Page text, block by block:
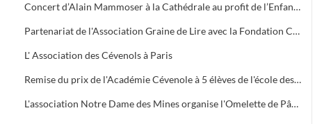
Concert d’Alain Mammoser à la Cathédrale au profit de l’Enfance Inadaptée.
Partenariat de l'Association Graine de Lire avec la Fondation Crédit Mutuel
L' Association des Cévenols à Paris
Remise du prix de l'Académie Cévenole à 5 élèves de l'école des Mines pour leur travail sur la mine et ses conséquences sur l'économie et les paysages.
L'association Notre Dame des Mines organise l'Omelette de Pâques à l'Ermitage